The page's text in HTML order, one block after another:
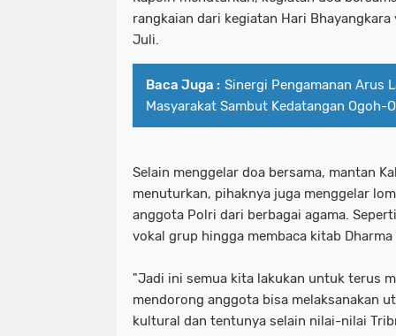
rangkaian dari kegiatan Hari
Juli.
Baca Juga : Sinergi Pengamanan Arus
Masyarakat Sambut Kedatangan Ogoh-
Selain menggelar doa bersama, mantan
menuturkan, pihaknya juga menggelar
anggota Polri dari berbagai agama.
vokal grup hingga membaca kitab Dharma
"Jadi ini semua kita lakukan untuk terus
mendorong anggota bisa melaksanakan
kultural dan tentunya selain nilai-nilai